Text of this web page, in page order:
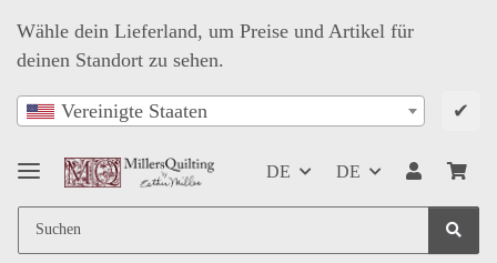
Wähle dein Lieferland, um Preise und Artikel für
deinen Standort zu sehen.
Vereinigte Staaten ✔
DE DE